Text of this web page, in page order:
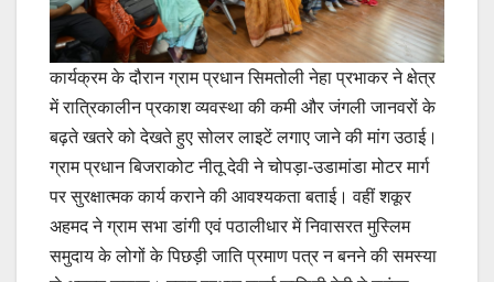
कार्यक्रम के दौरान ग्राम प्रधान सिमतोली नेहा प्रभाकर ने क्षेत्र
में रात्रिकालीन प्रकाश व्यवस्था की कमी और जंगली जानवरों के
बढ़ते खतरे को देखते हुए सोलर लाइटें लगाए जाने की मांग उठाई।
ग्राम प्रधान बिजराकोट नीतू देवी ने चोपड़ा-उडामांडा मोटर मार्ग
पर सुरक्षात्मक कार्य कराने की आवश्यकता बताई। वहीं शकूर
अहमद ने ग्राम सभा डांगी एवं पठालीधार में निवासरत मुस्लिम
समुदाय के लोगों के पिछड़ी जाति प्रमाण पत्र न बनने की समस्या